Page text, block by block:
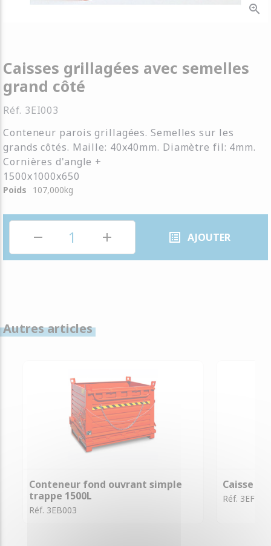
zoom_in
Caisses grillagées avec semelles
grand côté
Réf. 3EI003
Conteneur parois grillagées. Semelles sur les
grands côtés. Maille: 40x40mm. Diamètre fil: 4mm.
Cornières d'angle +
1500x1000x650
Poids 107,000kg
remove add list_alt AJOUTER
Autres articles
Conteneur fond ouvrant simple
trappe 1500L
Réf. 3EB003
Caisse
Réf. 3EF005